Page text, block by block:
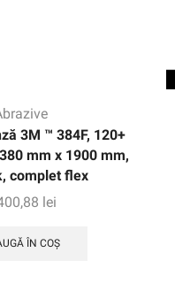
3M ™ 384F, 120+
mm x 1900 mm,
complet flex
lei
ÎN COȘ